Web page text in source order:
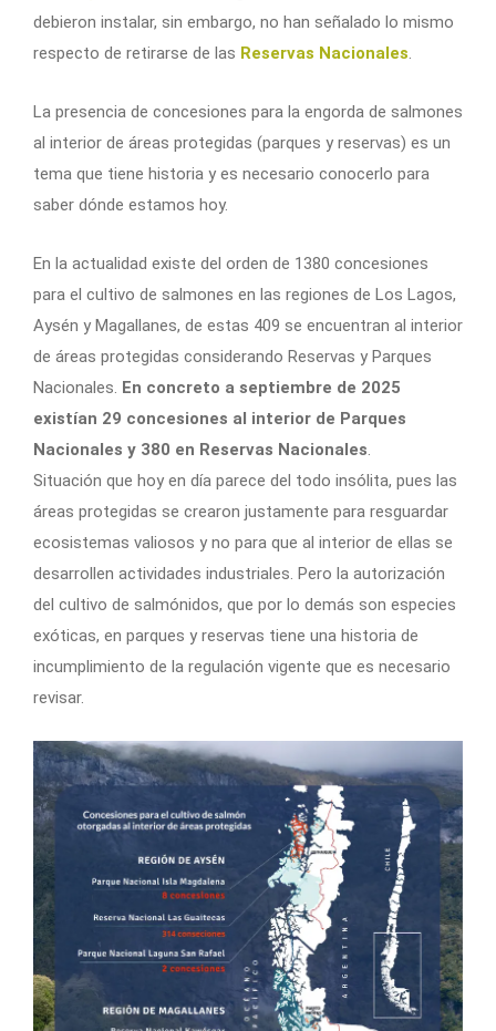
debieron instalar, sin embargo, no han señalado lo mismo
respecto de retirarse de las Reservas Nacionales.
La presencia de concesiones para la engorda de salmones
al interior de áreas protegidas (parques y reservas) es un
tema que tiene historia y es necesario conocerlo para
saber dónde estamos hoy.
En la actualidad existe del orden de 1380 concesiones
para el cultivo de salmones en las regiones de Los Lagos,
Aysén y Magallanes, de estas 409 se encuentran al interior
de áreas protegidas considerando Reservas y Parques
Nacionales. En concreto a septiembre de 2025
existían 29 concesiones al interior de Parques
Nacionales y 380 en Reservas Nacionales.
Situación que hoy en día parece del todo insólita, pues las
áreas protegidas se crearon justamente para resguardar
ecosistemas valiosos y no para que al interior de ellas se
desarrollen actividades industriales. Pero la autorización
del cultivo de salmónidos, que por lo demás son especies
exóticas, en parques y reservas tiene una historia de
incumplimiento de la regulación vigente que es necesario
revisar.